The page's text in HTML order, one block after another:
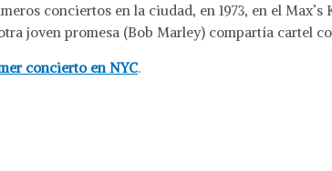
conciertos en la ciudad, en 1973, en el
joven promesa (Bob Marley) compartía cartel
concierto en NYC.